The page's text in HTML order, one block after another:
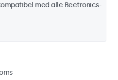
med alle Beetronics-